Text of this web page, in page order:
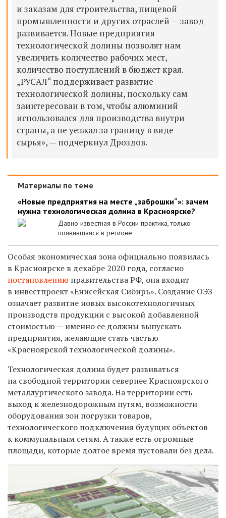
и заказам для строительства, пищевой
промышленности и других отраслей — завод
развивается. Новые предприятия
технологической долины позволят нам
увеличить количество рабочих мест,
количество поступлений в бюджет края.
„РУСАЛ“ поддерживает развитие
технологической долины, поскольку сам
заинтересован в том, чтобы алюминий
использовался для производства внутри
страны, а не уезжал за границу в виде
сырья», — подчеркнул Дроздов.
Материалы по теме
«Новые предприятия на месте „заброшки“»: зачем
нужна технологическая долина в Красноярске?
Давно известная в России практика, только
появившаяся в регионе
Особая экономическая зона официально появилась
в Красноярске в декабре 2020 года, согласно
постановлению правительства РФ, она входит
в инвестпроект «Енисейская Сибирь». Создание ОЭЗ
означает развитие новых высокотехнологичных
производств продукции с высокой добавленной
стоимостью — именно ее должны выпускать
предприятия, желающие стать частью
«Красноярской технологической долины».
Технологическая долина будет развиваться
на свободной территории севернее Красноярского
металлургического завода. На территории есть
выход к железнодорожным путям, возможности
оборудования зон погрузки товаров,
технологического подключения будущих объектов
к коммунальным сетям. А также есть огромные
площади, которые долгое время пустовали без дела.